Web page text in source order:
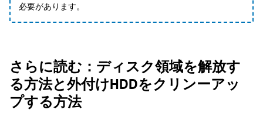
必要があります。
さらに読む：ディスク領域を解放す
る方法と外付けHDDをクリンーアッ
プする方法